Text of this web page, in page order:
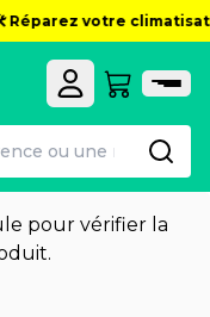
votre
pour vérifier la